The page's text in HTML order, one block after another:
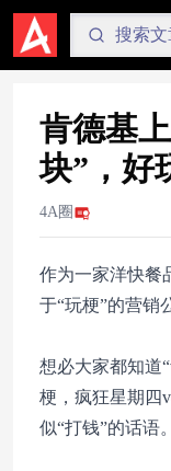
肯德基
块”，好
4A圈
作为一家洋快餐
于“玩梗”的营销
想必大家都知道
梗，疯狂星期四
似“打钱”的话语。